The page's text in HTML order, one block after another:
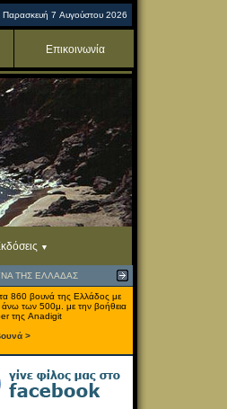
Παρασκευή 7 Αυγούστου 2026
Επικοινωνία
ΤΗΣ ΕΛΛΑΔΑΣ
860 βουνά της Ελλάδος με
των 500μ. με την βοήθεια
της Anadigit
>